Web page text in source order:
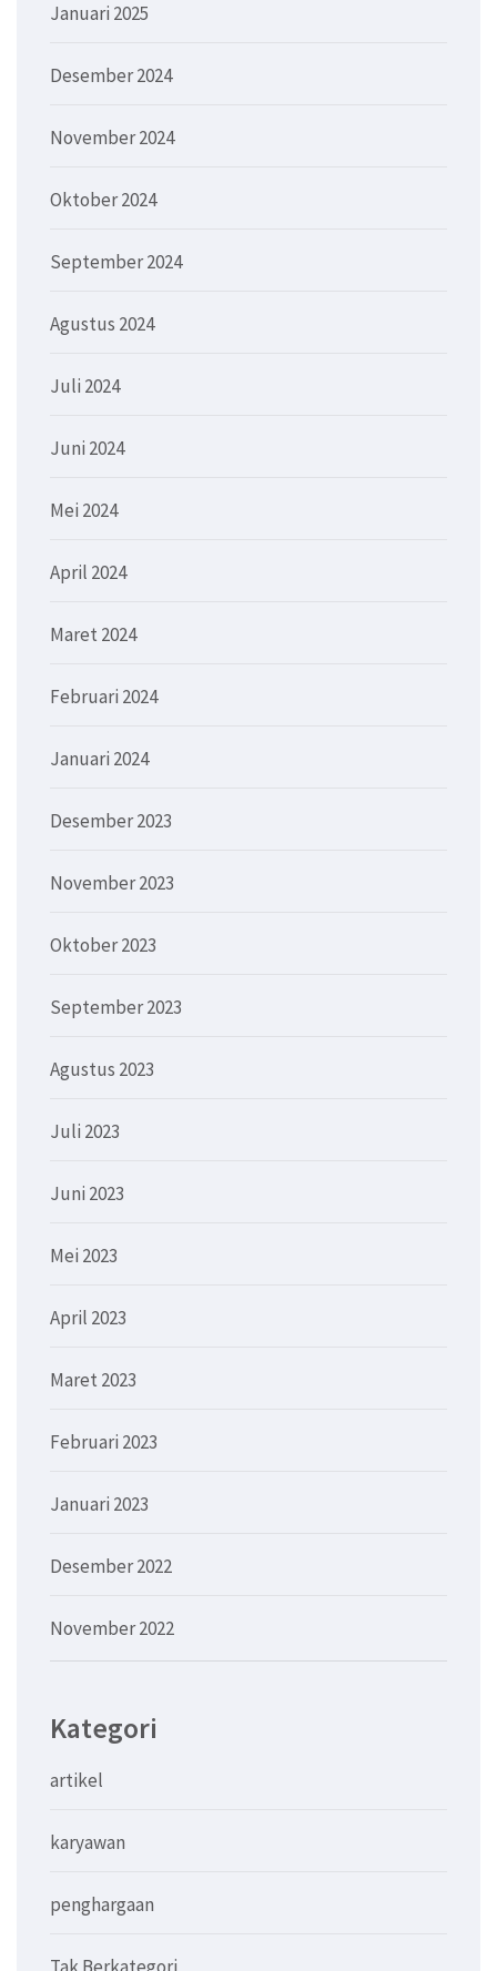
Januari 2025
Desember 2024
November 2024
Oktober 2024
September 2024
Agustus 2024
Juli 2024
Juni 2024
Mei 2024
April 2024
Maret 2024
Februari 2024
Januari 2024
Desember 2023
November 2023
Oktober 2023
September 2023
Agustus 2023
Juli 2023
Juni 2023
Mei 2023
April 2023
Maret 2023
Februari 2023
Januari 2023
Desember 2022
November 2022
Kategori
artikel
karyawan
penghargaan
Tak Berkategori